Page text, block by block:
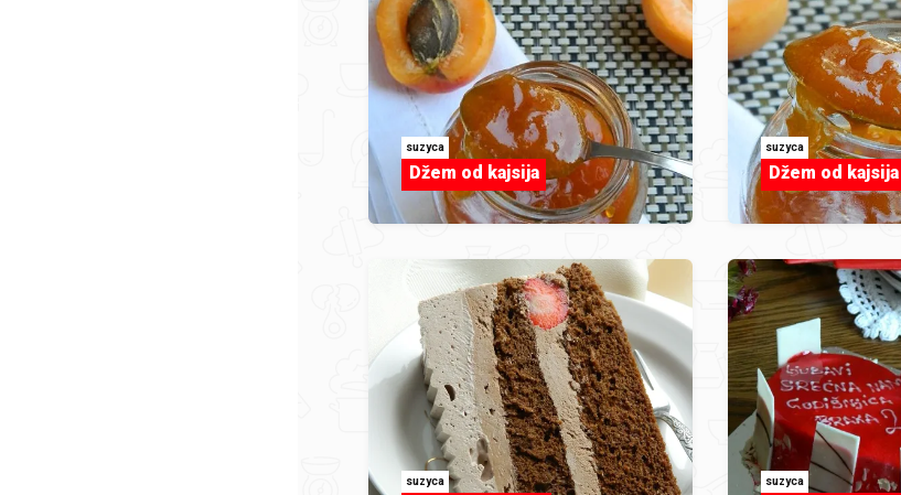
suzyca
Džem od kajsija
suzyca
Džem od kajsija
suzyca suzyca